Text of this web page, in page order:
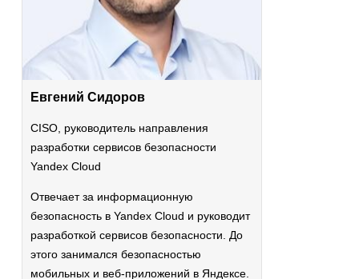
Евгений Сидоров
CISO, руководитель направления
разработки сервисов безопасности
Yandex Cloud
Отвечает за информационную
безопасность в Yandex Cloud и руководит
разработкой сервисов безопасности. До
этого занимался безопасностью
мобильных и веб-приложений в Яндексе.